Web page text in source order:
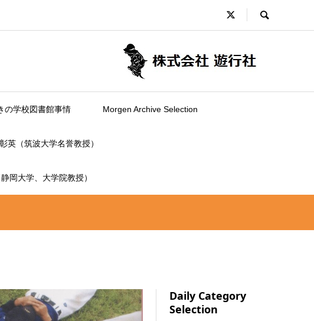
の学校図書館事情 Morgen Archive Selection
英（筑波大学名誉教授）
大学、大学院教授）
Daily Category
Selection